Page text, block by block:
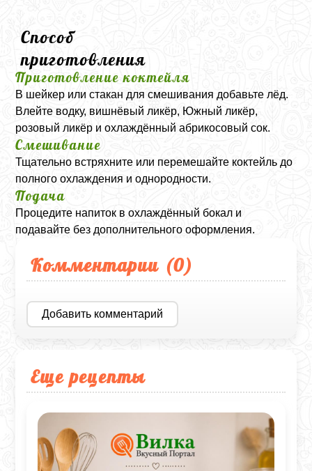
Способ
приготовления
Приготовление коктейля
В шейкер или стакан для смешивания добавьте лёд.
Влейте водку, вишнёвый ликёр, Южный ликёр,
розовый ликёр и охлаждённый абрикосовый сок.
Смешивание
Тщательно встряхните или перемешайте коктейль до
полного охлаждения и однородности.
Подача
Процедите напиток в охлаждённый бокал и
подавайте без дополнительного оформления.
Комментарии (0)
Добавить комментарий
Еще рецепты